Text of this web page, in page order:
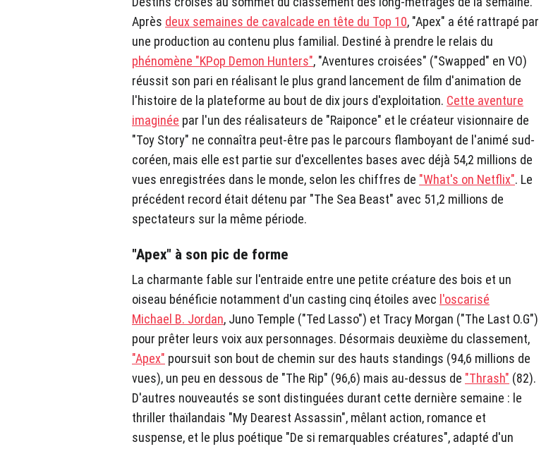
Après deux semaines de cavalcade en tête du Top 10, "Apex" a été rattrapé par
une production au contenu plus familial. Destiné à prendre le relais du
phénomène "KPop Demon Hunters", "Aventures croisées" ("Swapped" en VO)
réussit son pari en réalisant le plus grand lancement de film d'animation de
l'histoire de la plateforme au bout de dix jours d'exploitation. Cette aventure
imaginée par l'un des réalisateurs de "Raiponce" et le créateur visionnaire de
"Toy Story" ne connaîtra peut-être pas le parcours flamboyant de l'animé sud-
coréen, mais elle est partie sur d'excellentes bases avec déjà 54,2 millions de
vues enregistrées dans le monde, selon les chiffres de "What's on Netflix". Le
précédent record était détenu par "The Sea Beast" avec 51,2 millions de
spectateurs sur la même période.
"Apex" à son pic de forme
La charmante fable sur l'entraide entre une petite créature des bois et un
oiseau bénéficie notamment d'un casting cinq étoiles avec l'oscarisé
Michael B. Jordan, Juno Temple ("Ted Lasso") et Tracy Morgan ("The Last O.G")
pour prêter leurs voix aux personnages. Désormais deuxième du classement,
"Apex" poursuit son bout de chemin sur des hauts standings (94,6 millions de
vues), un peu en dessous de "The Rip" (96,6) mais au-dessus de "Thrash" (82).
D'autres nouveautés se sont distinguées durant cette dernière semaine : le
thriller thaïlandais "My Dearest Assassin", mêlant action, romance et
suspense, et le plus poétique "De si remarquables créatures", adapté d'un